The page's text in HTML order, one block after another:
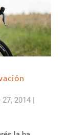
2014 |